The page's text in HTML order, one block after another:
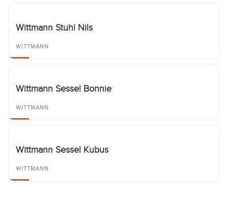
Wittmann Stuhl Nils
WITTMANN
Wittmann Sessel Bonnie
WITTMANN
Wittmann Sessel Kubus
WITTMANN